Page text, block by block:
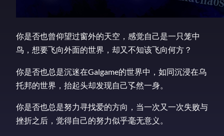
你是否也曾仰望过窗外的天空，感觉自己是一只笼中
鸟，想要飞向外面的世界，却又不知该飞向何方？
你是否也总是沉迷在Galgame的世界中，如同沉浸在乌
托邦的世界，抬起头却发现自己孓然一身。
你是否也总是努力寻找爱的方向，当一次又一次失败与
挫折之后，觉得自己的努力似乎毫无意义。